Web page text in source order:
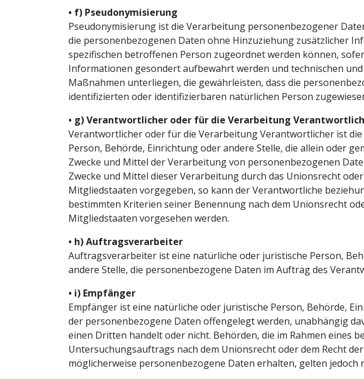
• f) Pseudonymisierung
Pseudonymisierung ist die Verarbeitung personenbezogener
die personenbezogenen Daten ohne Hinzuziehung zusätzlicher
spezifischen betroffenen Person zugeordnet werden können,
Informationen gesondert aufbewahrt werden und technischen
Maßnahmen unterliegen, die gewährleisten, dass die
identifizierten oder identifizierbaren natürlichen Person
• g) Verantwortlicher oder für die Verarbeitung
Verantwortlicher oder für die Verarbeitung Verantwortlicher ist
Person, Behörde, Einrichtung oder andere Stelle, die allein oder
Zwecke und Mittel der Verarbeitung von personenbezogenen
Zwecke und Mittel dieser Verarbeitung durch das Unionsrecht
Mitgliedstaaten vorgegeben, so kann der Verantwortliche
bestimmten Kriterien seiner Benennung nach dem Unionsrecht
Mitgliedstaaten vorgesehen werden.
• h) Auftragsverarbeiter
Auftragsverarbeiter ist eine natürliche oder juristische Person,
andere Stelle, die personenbezogene Daten im Auftrag des
• i) Empfänger
Empfänger ist eine natürliche oder juristische Person, Behörde,
der personenbezogene Daten offengelegt werden, unabhängig
einen Dritten handelt oder nicht. Behörden, die im Rahmen eines
Untersuchungsauftrags nach dem Unionsrecht oder dem Recht
möglicherweise personenbezogene Daten erhalten, gelten jedoch